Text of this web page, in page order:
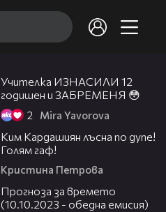
Учителка ИЗНАСИЛИ 12
годишен и ЗАБРЕМЕНЯ 😳
2 Mira Yavorova
Ким Кардашиян лъсна по дупе!
Голям гаф!
Кристина Петрова
Прогноза за времето
(10.10.2023 - обедна емисия)